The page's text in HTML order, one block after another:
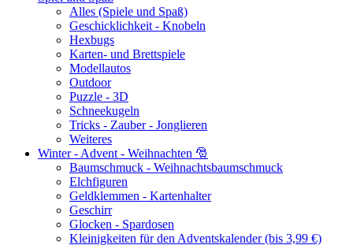
Alles (Spiele und Spaß)
Geschicklichkeit - Knobeln
Hexbugs
Karten- und Brettspiele
Modellautos
Outdoor
Puzzle - 3D
Schneekugeln
Tricks - Zauber - Jonglieren
Weiteres
Winter - Advent - Weihnachten 🎅
Baumschmuck - Weihnachtsbaumschmuck
Elchfiguren
Geldklemmen - Kartenhalter
Geschirr
Glocken - Spardosen
Kleinigkeiten für den Adventskalender (bis 3,99 €)